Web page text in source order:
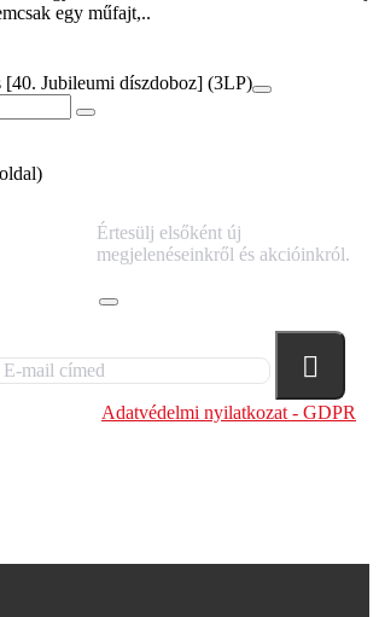
egy műfajt,..
Jubileumi díszdoboz] (3LP)
Értesülj elsőként új
megjelenéseinkről és akcióinkról.
Adatvédelmi nyilatkozat - GDPR